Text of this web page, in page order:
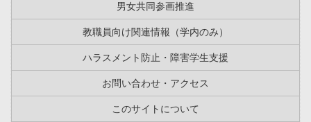
男女共同参画推進
教職員向け関連情報（学内のみ）
ハラスメント防止・障害学生支援
お問い合わせ・アクセス
このサイトについて